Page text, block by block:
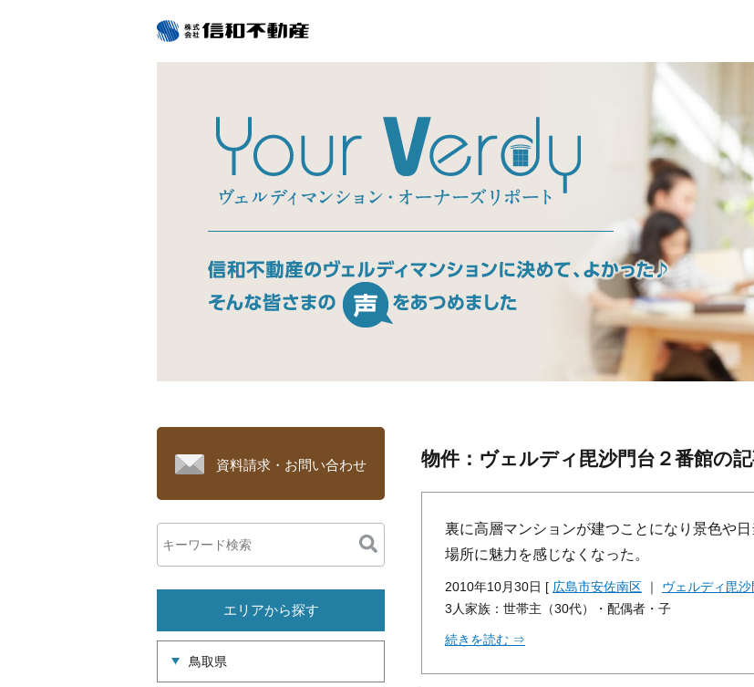
物件：ヴェルディ毘沙門台２番館の
裏に高層マンションが建つことになり景色や
場所に魅力を感じなくなった。
2010年10月30日 [ 広島市安佐南区 ｜ ヴェルディ毘
3人家族：世帯主（30代）・配偶者・子
続きを読む ⇒
資料請求・お問い合わせ
エリアから探す
鳥取県